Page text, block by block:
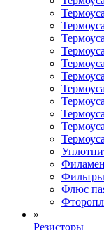
Флюс
»
Резисторы